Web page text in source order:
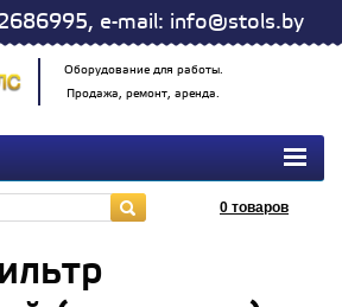
e-mail: info@stols.by
Оборудование для работы.
Продажа, ремонт, аренда.
0 товаров